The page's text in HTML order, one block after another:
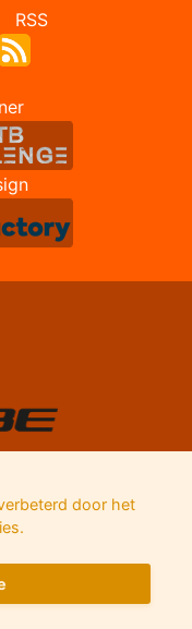
door het